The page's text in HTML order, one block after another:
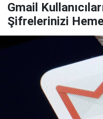
Gmail
Şifrelerinizi